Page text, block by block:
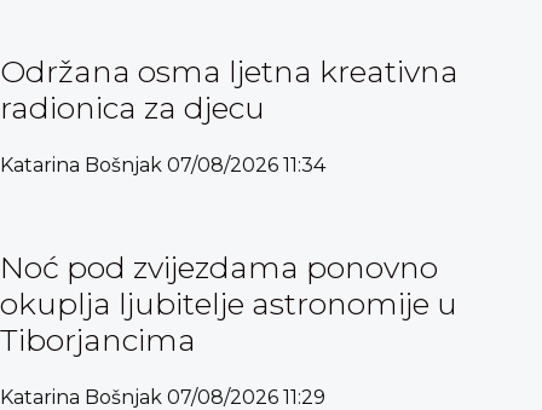
Održana osma ljetna kreativna
radionica za djecu
Katarina Bošnjak 07/08/2026 11:34
Noć pod zvijezdama ponovno
okuplja ljubitelje astronomije u
Tiborjancima
Katarina Bošnjak 07/08/2026 11:29